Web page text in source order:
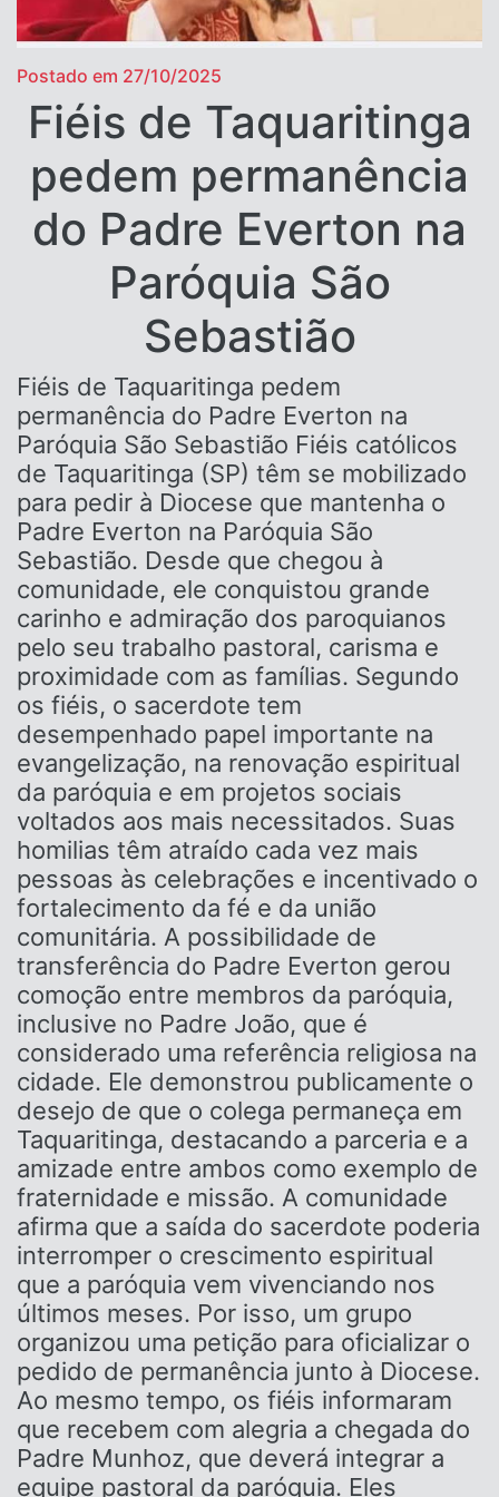
Postado em 27/10/2025
Fiéis de Taquaritinga
pedem permanência
do Padre Everton na
Paróquia São
Sebastião
Fiéis de Taquaritinga pedem
permanência do Padre Everton na
Paróquia São Sebastião Fiéis católicos
de Taquaritinga (SP) têm se mobilizado
para pedir à Diocese que mantenha o
Padre Everton na Paróquia São
Sebastião. Desde que chegou à
comunidade, ele conquistou grande
carinho e admiração dos paroquianos
pelo seu trabalho pastoral, carisma e
proximidade com as famílias. Segundo
os fiéis, o sacerdote tem
desempenhado papel importante na
evangelização, na renovação espiritual
da paróquia e em projetos sociais
voltados aos mais necessitados. Suas
homilias têm atraído cada vez mais
pessoas às celebrações e incentivado o
fortalecimento da fé e da união
comunitária. A possibilidade de
transferência do Padre Everton gerou
comoção entre membros da paróquia,
inclusive no Padre João, que é
considerado uma referência religiosa na
cidade. Ele demonstrou publicamente o
desejo de que o colega permaneça em
Taquaritinga, destacando a parceria e a
amizade entre ambos como exemplo de
fraternidade e missão. A comunidade
afirma que a saída do sacerdote poderia
interromper o crescimento espiritual
que a paróquia vem vivenciando nos
últimos meses. Por isso, um grupo
organizou uma petição para oficializar o
pedido de permanência junto à Diocese.
Ao mesmo tempo, os fiéis informaram
que recebem com alegria a chegada do
Padre Munhoz, que deverá integrar a
equipe pastoral da paróquia. Eles